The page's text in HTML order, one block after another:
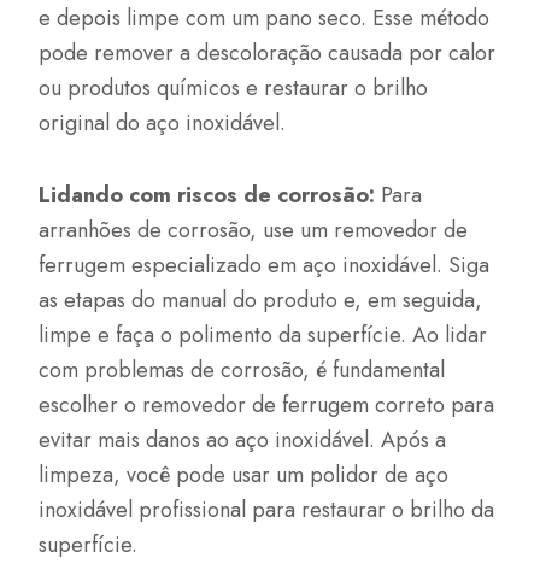
e depois limpe com um pano seco. Esse método
pode remover a descoloração causada por calor
ou produtos químicos e restaurar o brilho
original do aço inoxidável.
Lidando com riscos de corrosão: Para
arranhões de corrosão, use um removedor de
ferrugem especializado em aço inoxidável. Siga
as etapas do manual do produto e, em seguida,
limpe e faça o polimento da superfície. Ao lidar
com problemas de corrosão, é fundamental
escolher o removedor de ferrugem correto para
evitar mais danos ao aço inoxidável. Após a
limpeza, você pode usar um polidor de aço
inoxidável profissional para restaurar o brilho da
superfície.